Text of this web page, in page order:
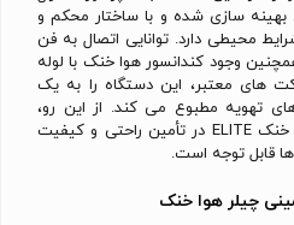
بهینه سازی شده و با ساختار محکم و
محیطی دارد. توانایی اتصال به فن
وجود کندانسور هوا خنک با لوله
های معتبر، این دستگاه را به یک
تهویه مطبوع می کند. از این رو،
اهمیت و کارایی مینی چیلر هوا خنک ELITE در تأمین راحتی و کیفیت
قابل توجه است.
چیلر هوا خنک